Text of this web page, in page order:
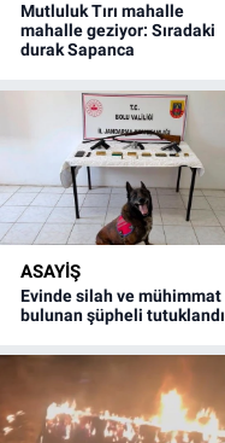
Mutluluk Tırı mahalle
mahalle geziyor: Sıradaki
durak Sapanca
ASAYİŞ
Evinde silah ve mühimmat
bulunan şüpheli tutuklandı